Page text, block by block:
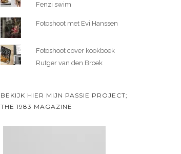
Fenzi swim
Fotoshoot met Evi Hanssen
Fotoshoot cover kookboek
Rutger van den Broek
BEKIJK HIER MIJN PASSIE PROJECT;
THE 1983 MAGAZINE